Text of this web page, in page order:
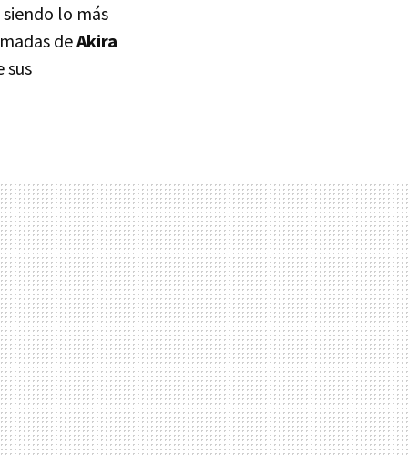
lo más
deAkira
sus